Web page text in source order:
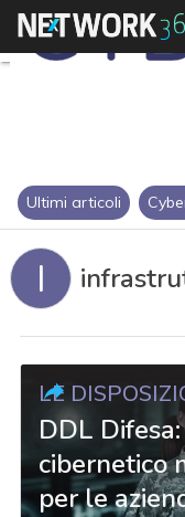
Ultimi articoli
I
LE
DDL
cibernetico
per le